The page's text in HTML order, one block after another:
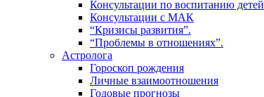
Консультации по воспитанию детей
Консультации с МАК
“Кризисы развития”.
“Проблемы в отношениях”.
Астролога
Гороскоп рождения
Личные взаимоотношения
Годовые прогнозы